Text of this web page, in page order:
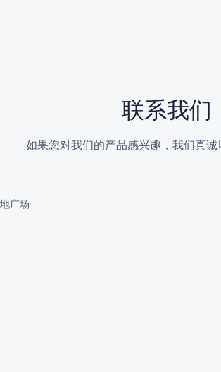
联系我们
如果您对我们的产品感兴趣，我们真
广场